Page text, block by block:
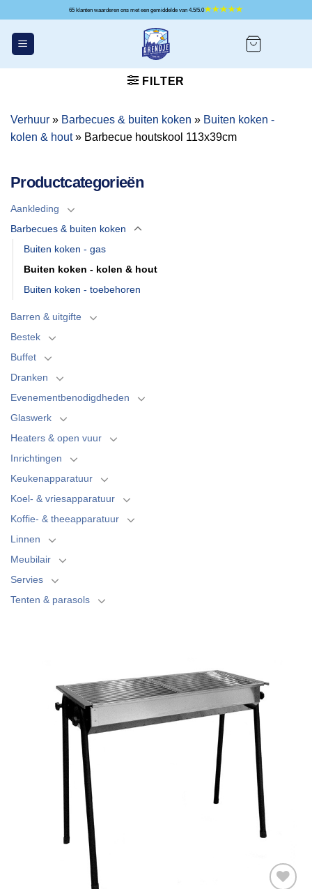
inhoud
65 klanten waarderen ons met een gemiddelde van 4.5/5.0
FILTER
Verhuur » Barbecues & buiten koken » Buiten koken -
kolen & hout » Barbecue houtskool 113x39cm
Productcategorieën
Aankleding
Barbecues & buiten koken
Buiten koken - gas
Buiten koken - kolen & hout
Buiten koken - toebehoren
Barren & uitgifte
Bestek
Buffet
Dranken
Evenementbenodigdheden
Glaswerk
Heaters & open vuur
Inrichtingen
Keukenapparatuur
Koel- & vriesapparatuur
Koffie- & theeapparatuur
Linnen
Meubilair
Servies
Tenten & parasols